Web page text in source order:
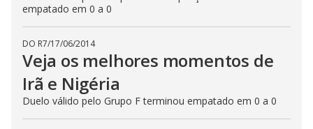
empatado em 0 a 0
DO R7/17/06/2014
Veja os melhores momentos de
Irã e Nigéria
Duelo válido pelo Grupo F terminou empatado em 0 a 0